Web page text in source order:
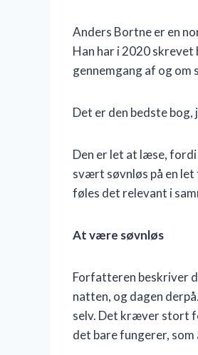
Anders Bortne er en
Han har i 2020 skrevet
gennemgang af og om
Det er den bedste
Den er let at læse,
svært søvnløs på en let
føles det relevant i
At være søvnløs
Forfatteren beskriver
natten, og dagen
selv. Det kræver stort
det bare fungerer,